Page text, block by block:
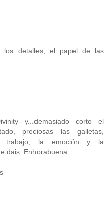
los detalles, el papel de las
y...demasiado corto el
preciosas las galletas,
trabajo, la emoción y la
dais. Enhorabuena